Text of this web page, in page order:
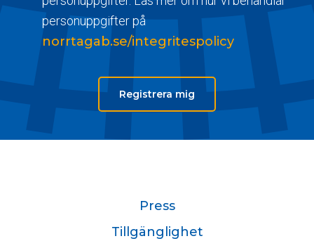
personuppgifter på
norrtagab.se/integritespolicy
Registrera mig
Press
Tillgänglighet